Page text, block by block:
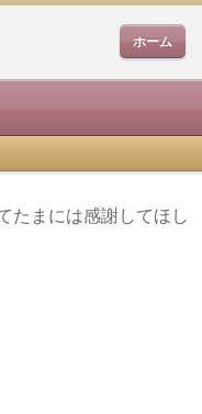
ホーム
たまには感謝してほし